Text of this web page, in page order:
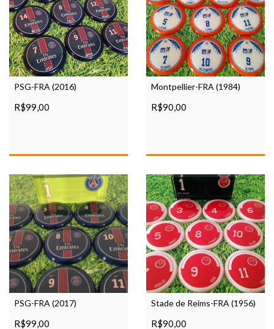
PSG-FRA (2016)
R$99,00
Montpellier-FRA (1984)
R$90,00
PSG-FRA (2017)
R$99,00
Stade de Reims-FRA (1956)
R$90,00